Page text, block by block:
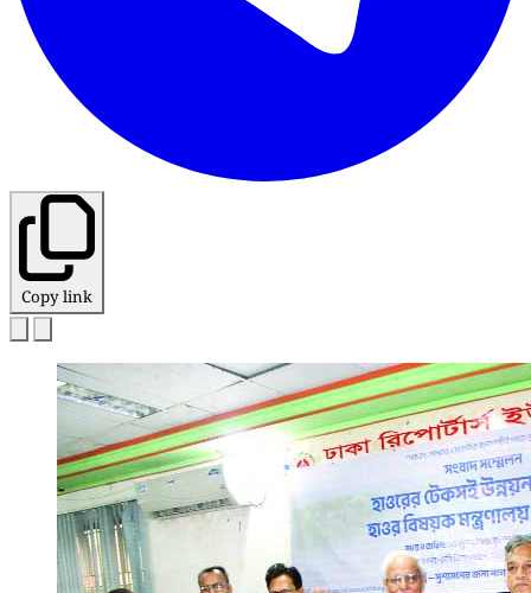
Copy link